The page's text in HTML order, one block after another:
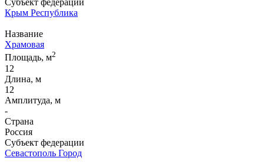
Субъект федерации
Крым Республика
Название
Храмовая
Площадь, м2
12
Длина, м
12
Амплитуда, м
-
Страна
Россия
Субъект федерации
Севастополь Город